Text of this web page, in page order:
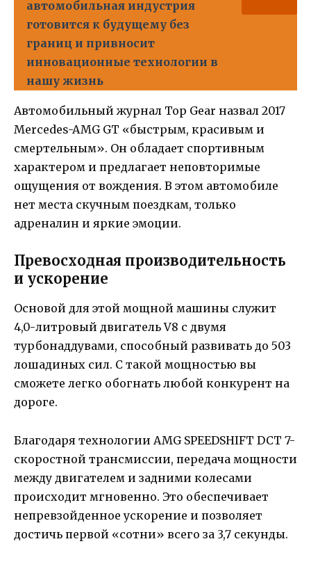
автомобильная индустрия
готовится к будущему без
границ и привносит
инновационные технологии в
нашу жизнь
Автомобильный журнал Top Gear назвал 2017
Mercedes-AMG GT «быстрым, красивым и
смертельным». Он обладает спортивным
характером и предлагает неповторимые
ощущения от вождения. В этом автомобиле
нет места скучным поездкам, только
адреналин и яркие эмоции.
Превосходная производительность
и ускорение
Основой для этой мощной машины служит
4,0-литровый двигатель V8 с двумя
турбонаддувами, способный развивать до 503
лошадиных сил. С такой мощностью вы
сможете легко обогнать любой конкурент на
дороге.
Благодаря технологии AMG SPEEDSHIFT DCT 7-
скоростной трансмиссии, передача мощности
между двигателем и задними колесами
происходит мгновенно. Это обеспечивает
непревзойденное ускорение и позволяет
достичь первой «сотни» всего за 3,7 секунды.